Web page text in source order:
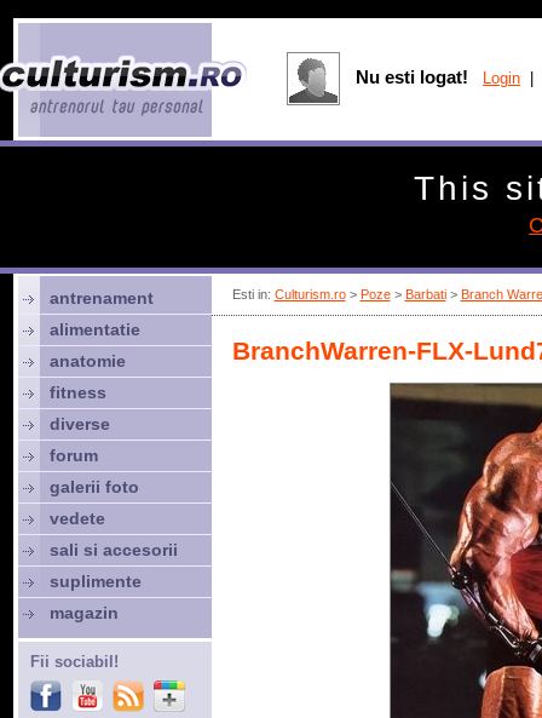
Esti in: Culturism.ro> Poze> Barbati> Branch
BranchWarren-FLX-
antrenament
alimentatie
anatomie
fitness
diverse
forum
galerii foto
vedete
sali si accesorii
suplimente
magazin
Fii sociabil!
Nu esti logat! Login
This